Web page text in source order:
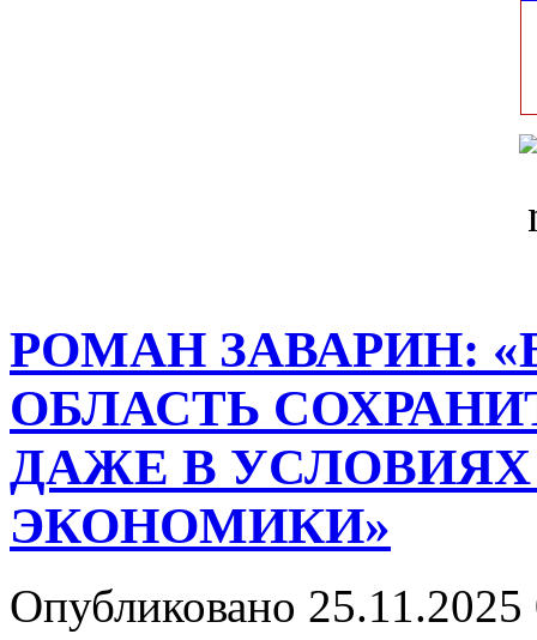
РОМАН ЗАВАРИН:
ОБЛАСТЬ
ДАЖЕ В
ЭКОНОМИКИ»
Опубликовано 25.11.2025